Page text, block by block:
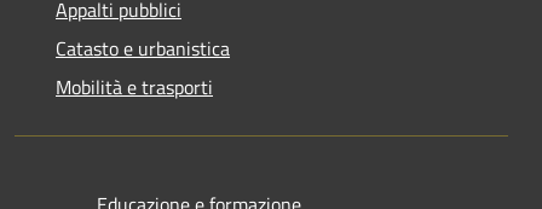
Appalti pubblici
Catasto e urbanistica
Mobilità e trasporti